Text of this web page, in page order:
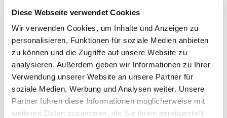
Diese Webseite verwendet Cookies
Wir verwenden Cookies, um Inhalte und Anzeigen zu
personalisieren, Funktionen für soziale Medien anbieten
zu können und die Zugriffe auf unsere Website zu
analysieren. Außerdem geben wir Informationen zu Ihrer
Verwendung unserer Website an unsere Partner für
soziale Medien, Werbung und Analysen weiter. Unsere
Partner führen diese Informationen möglicherweise mit
weiteren Daten zusammen, die Sie ihnen bereitgestellt
Netzwerke
Systempartnerschaft
Ausstellungen
Ausstellungen
Waiblingen
Borkheide